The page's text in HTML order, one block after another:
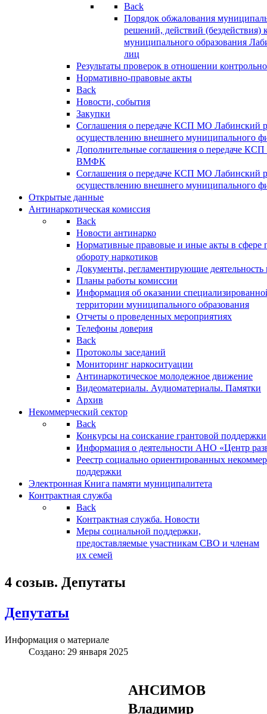
Back
Порядок обжалования
решений, действий (бездействия)
муниципального образования
лиц
Результаты проверок в отношении
Нормативно-правовые акты
Back
Новости, события
Закупки
Соглашения о передаче КСП МО Лабинский
осуществлению внешнего муниципального
Дополнительные соглашения о передаче
ВМФК
Соглашения о передаче КСП МО Лабинский
осуществлению внешнего муниципального
Открытые данные
Антинаркотическая комиссия
Back
Новости антинарко
Нормативные правовые и иные акты в сфере
обороту наркотиков
Документы, регламентирующие деятельность
Планы работы комиссии
Информация об оказании
территории муниципального образования
Отчеты о проведенных мероприятиях
Телефоны доверия
Back
Протоколы заседаний
Мониторинг наркоситуации
Антинаркотическое молодежное движение
Видеоматериалы. Аудиоматериалы. Памятки
Архив
Некоммерческий сектор
Back
Конкурсы на соискание грантовой поддержки
Информация о деятельности АНО «Центр
Реестр социально ориентированных
поддержки
Электронная Книга памяти муниципалитета
Контрактная служба
Back
Контрактная служба. Новости
Меры социальной поддержки,
предоставляемые участникам СВО и членам
их семей
4 созыв. Депутаты
Депутаты
Информация о материале
Создано: 29 января 2025
АНСИМОВ
Владимир